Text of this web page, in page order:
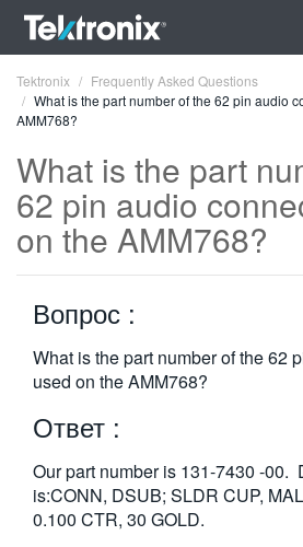
ENGLISH
FRANÇAIS
简体中文
日本語
한국어
繁體中文
Tektronix
Frequently Asked Questions
What is the part number of the 62 pin audio
AMM768?
What is the part
62 pin audio
on the AMM768?
Вопрос :
What is the part number of the 62
used on the AMM768?
Ответ :
Our part number is 131-7430 -00.
is:CONN, DSUB; SLDR CUP,
0.100 CTR, 30 GOLD.